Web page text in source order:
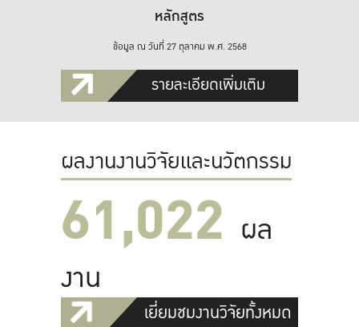
หลักสูตร
ข้อมูล ณ วันที่ 27 ตุลาคม พ.ศ. 2568
รายละเอียดเพิ่มเติม
ผลงานงานวิจัยและนวัตกรรม
61,022 ผล
งาน
เยี่ยมชมงานวิจัยทั้งหมด